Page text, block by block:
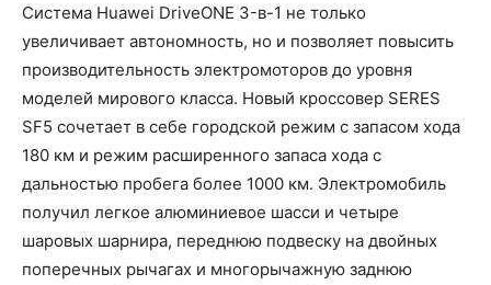
Система Huawei DriveONE 3-в-1 не только
увеличивает автономность, но и позволяет повысить
производительность электромоторов до уровня
моделей мирового класса. Новый кроссовер SERES
SF5 сочетает в себе городской режим с запасом хода
180 км и режим расширенного запаса хода с
дальностью пробега более 1000 км. Электромобиль
получил легкое алюминиевое шасси и четыре
шаровых шарнира, переднюю подвеску на двойных
поперечных рычагах и многорычажную заднюю